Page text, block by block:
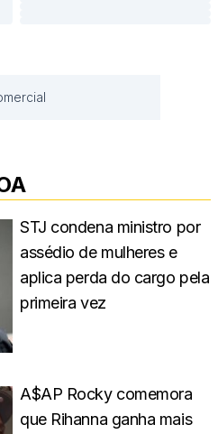
STJ condena ministro por
assédio de mulheres e
aplica perda do cargo pela
primeira vez
A$AP Rocky comemora
que Rihanna ganha mais